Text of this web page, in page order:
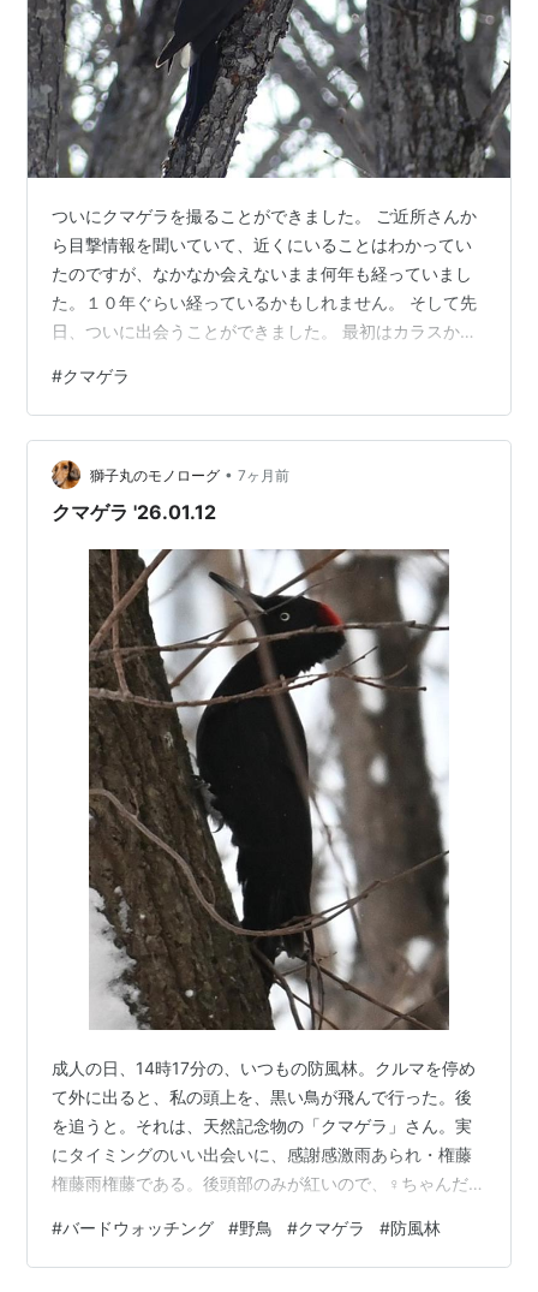
ついにクマゲラを撮ることができました。 ご近所さんか
ら目撃情報を聞いていて、近くにいることはわかってい
たのですが、なかなか会えないまま何年も経っていまし
た。１０年ぐらい経っているかもしれません。 そして先
日、ついに出会うことができました。 最初はカラスかと
た。 これが最初の写真です。 ちょっと暗いですけど、初
めて撮れたので。 クマゲラ クマゲラ 頭頂部の赤が小さ
いので、メスでしょうか。 しばらく留まってくれていた
ので、角度を変えて撮ってみました。 クマゲラ クマゲラ
クマゲラ クマゲラ クマゲラ 木の欠片を豪快に飛ばしな
#クマゲラ
獅子丸のモノローグ • 7ヶ月前
クマゲラ '26.01.12
成人の日、14時17分の、いつもの防風林。クルマを停め
て外に出ると、私の頭上を、黒い鳥が飛んで行った。後
を追うと。それは、天然記念物の「クマゲラ」さん。実
にタイミングのいい出会いに、感謝感激雨あられ・権藤
権藤雨権藤である。後頭部のみが紅いので、♀ちゃんだ。
り」で。ちょっちゅ芳しくないな～と思っていたとこ
ろ･･･ 私の気持ちを察するかのように。14時18分。彼女
#バードウォッチング #野鳥 #クマゲラ #防風林